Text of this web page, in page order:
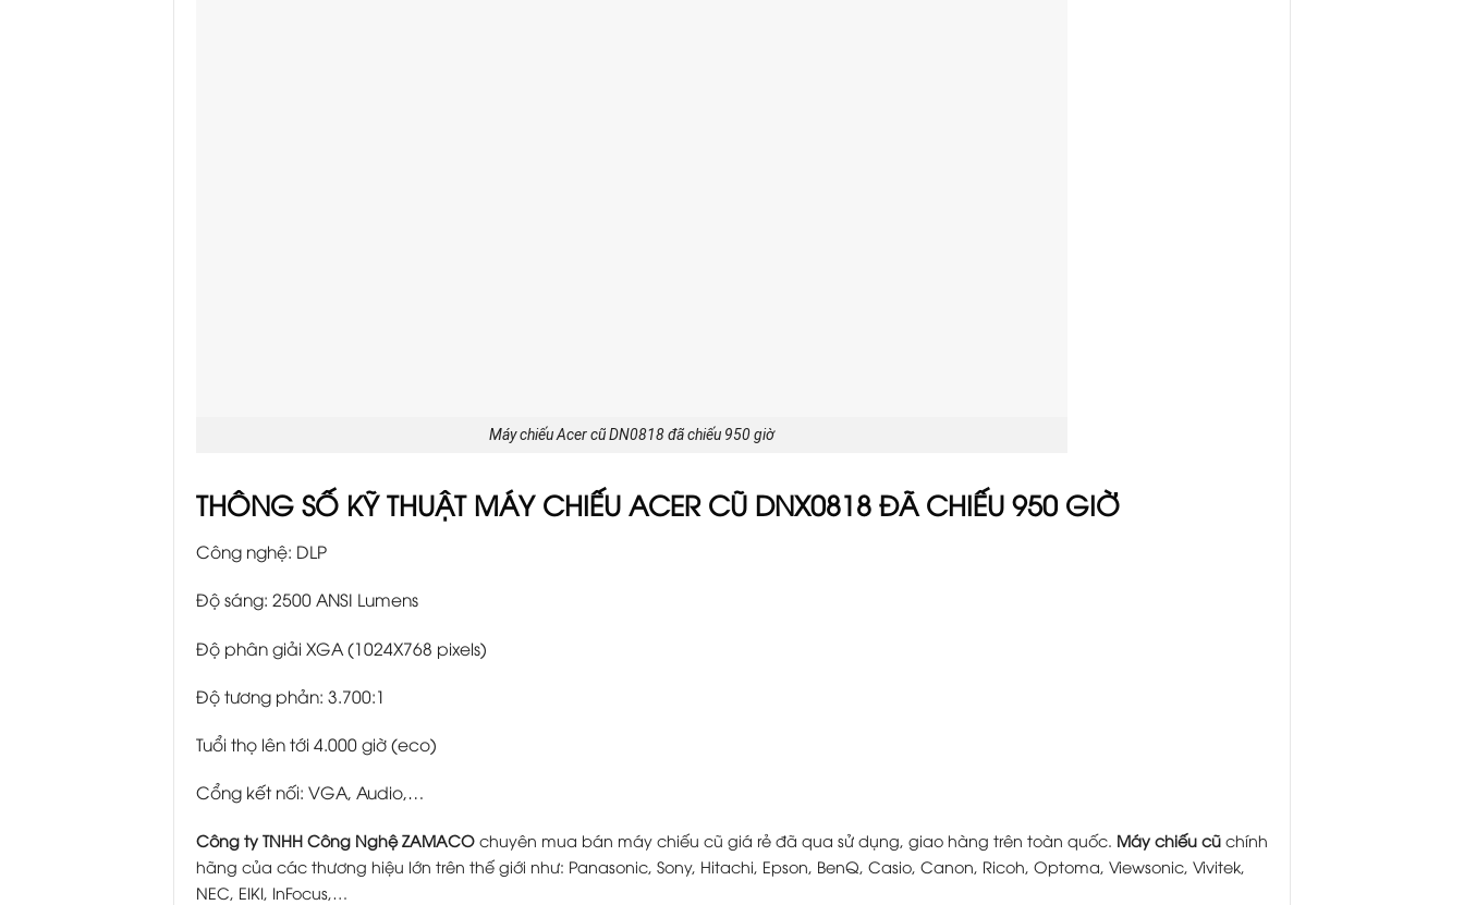
Máy chiếu Acer cũ DN0818 đã chiếu 950 giờ
THÔNG SỐ KỸ THUẬT MÁY CHIẾU ACER CŨ DNX0818 ĐÃ CHIẾU 950 GIỜ
Công nghệ: DLP
Độ sáng: 2500 ANSI Lumens
Độ phân giải XGA (1024X768 pixels)
Độ tương phản: 3.700:1
Tuổi thọ lên tới 4.000 giờ (eco)
Cổng kết nối: VGA, Audio,…
Công ty TNHH Công Nghệ ZAMACO chuyên mua bán máy chiếu cũ giá rẻ đã qua sử dụng, giao hàng trên toàn quốc. Máy chiếu cũ chính
hãng của các thương hiệu lớn trên thế giới như: Panasonic, Sony, Hitachi, Epson, BenQ, Casio, Canon, Ricoh, Optoma, Viewsonic, Vivitek,
NEC, EIKI, InFocus,…